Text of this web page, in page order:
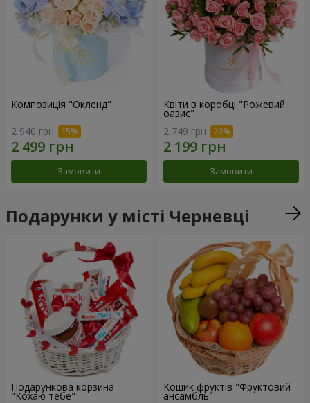
Композиція "Окленд"
2 940 грн
Замовити
Квіти в коробці "Рожевий
оазис"
2 749 грн
Замовити
Подарунки у місті Черневці
Подарункова корзина
"Кохаю тебе"
Кошик фруктів "Фруктовий
ансамбль"